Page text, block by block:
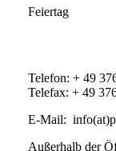
Feiertag
Telefon: + 49
Telefax: + 49
E-Mail:
Außerhalb der